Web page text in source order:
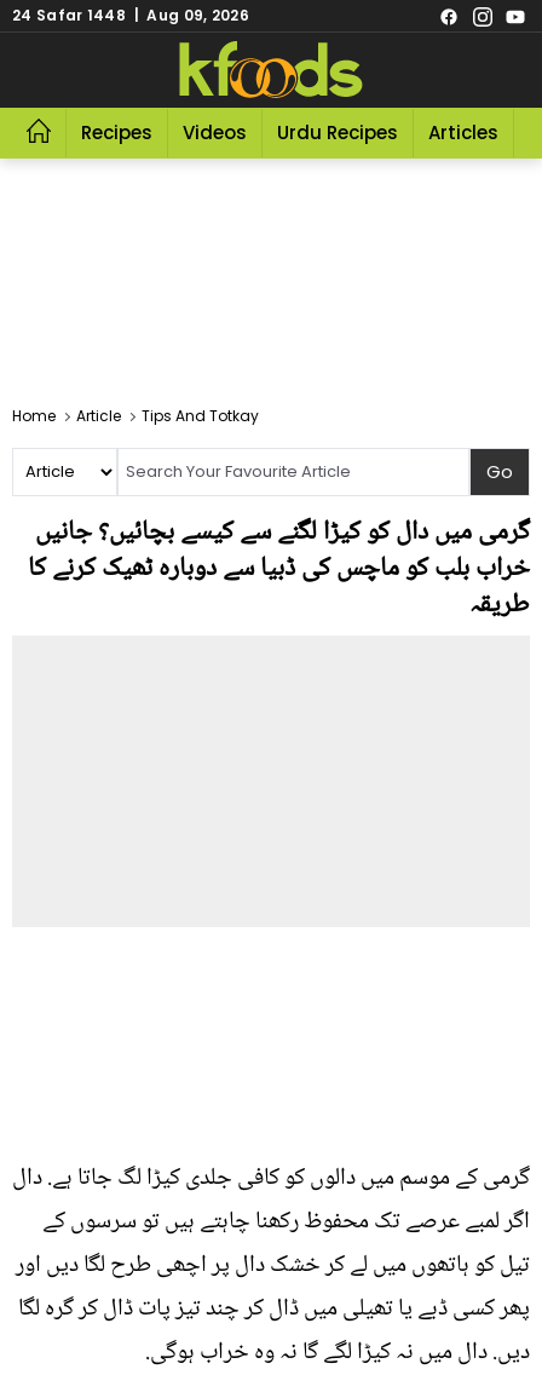
24 Safar 1448 | Aug 09, 2026
Recipes Videos Urdu Recipes Articles
Home Article Tips And Totkay
گرمی میں دال کو کیڑا لگنے سے کیسے بچائیں؟ جانیں
خراب بلب کو ماچس کی ڈبیا سے دوبارہ ٹھیک کرنے کا
طریقہ
گرمی کے موسم میں دالوں کو کافی جلدی کیڑا لگ جاتا ہے. دال
اگر لمبے عرصے تک محفوظ رکھنا چاہتے ہیں تو سرسوں کے
تیل کو ہاتھوں میں لے کر خشک دال پر اچھی طرح لگا دیں اور
پھر کسی ڈبے یا تھیلی میں ڈال کر چند تیز پات ڈال کر گرہ لگا
دیں. دال میں نہ کیڑا لگے گا نہ وہ خراب ہوگی.